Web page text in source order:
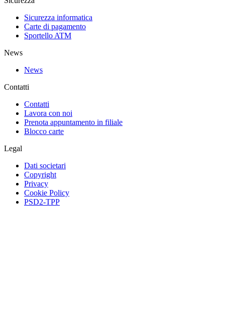
Sicurezza informatica
Carte di pagamento
Sportello ATM
News
News
Contatti
Contatti
Lavora con noi
Prenota appuntamento in filiale
Blocco carte
Legal
Dati societari
Copyright
Privacy
Cookie Policy
PSD2-TPP